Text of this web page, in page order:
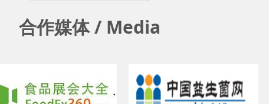
合作媒体 / Media